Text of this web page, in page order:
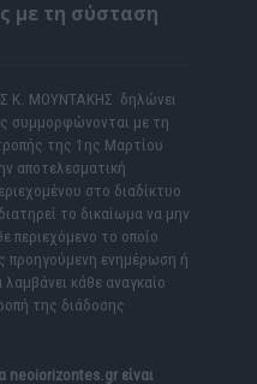
με τη σύσταση
Κ. ΜΟΥΝΤΑΚΗΣ δηλώνει
συμμορφώνονται με τη
της 1ης Μαρτίου
αποτελεσματική
στο διαδίκτυο
το δικαίωμα να μην
περιεχόμενο το οποίο
προηγούμενη ενημέρωση ή
κάθε αναγκαίο
της διάδοσης
neoiorizontes.grείναι